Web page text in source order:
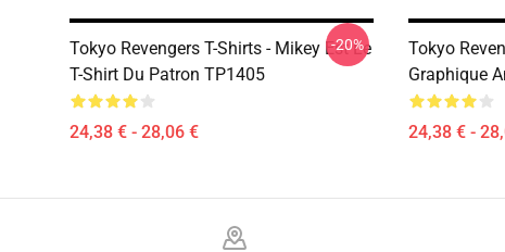
Tokyo Revengers T-Shirts - Mikey Est Le
T-Shirt Du Patron TP1405
24,38 € - 28,06 €
-20%
Tokyo
Graphique
24,38 € -